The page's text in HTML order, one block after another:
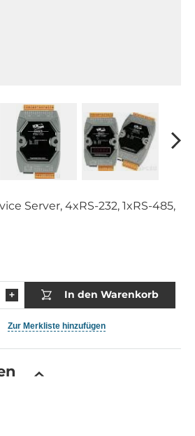
Server, 4xRS-232, 1xRS-485,
In den Warenkorb
Zur Merkliste hinzufügen